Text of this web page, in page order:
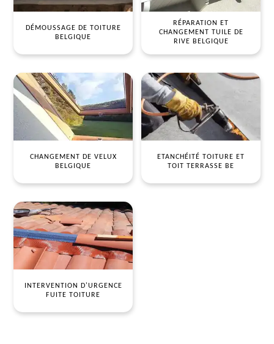
DÉMOUSSAGE DE TOITURE
BELGIQUE
RÉPARATION ET
CHANGEMENT TUILE DE
RIVE BELGIQUE
CHANGEMENT DE VELUX
BELGIQUE
ETANCHÉITÉ TOITURE ET
TOIT TERRASSE BE
INTERVENTION D'URGENCE
FUITE TOITURE